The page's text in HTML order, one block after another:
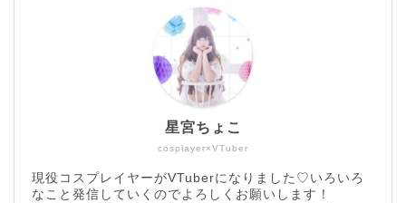
cosplayer×VTuber
星宮ちょこ
現役コスプレイヤーがVTuberになりました♡いろいろ
なこと発信していくのでよろしくお願いします！